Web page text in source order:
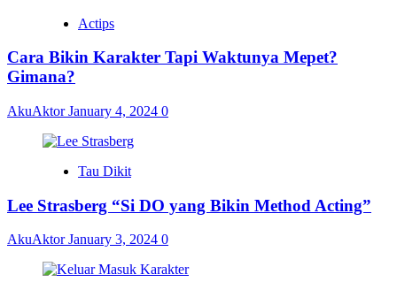
Actips
Cara Bikin Karakter Tapi Waktunya Mepet?
Gimana?
AkuAktorJanuary 4, 2024 0
Tau Dikit
Lee Strasberg “Si DO yang Bikin Method Acting”
AkuAktorJanuary 3, 2024 0